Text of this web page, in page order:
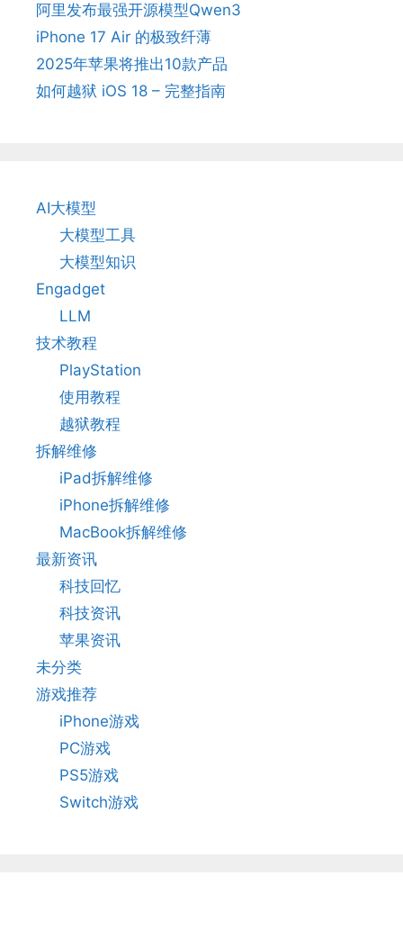
阿里发布最强开源模型Qwen3
iPhone 17 Air 的极致纤薄
2025年苹果将推出10款产品
如何越狱 iOS 18 – 完整指南
AI大模型
大模型工具
大模型知识
Engadget
LLM
技术教程
PlayStation
使用教程
越狱教程
拆解维修
iPad拆解维修
iPhone拆解维修
MacBook拆解维修
最新资讯
科技回忆
科技资讯
苹果资讯
未分类
游戏推荐
iPhone游戏
PC游戏
PS5游戏
Switch游戏